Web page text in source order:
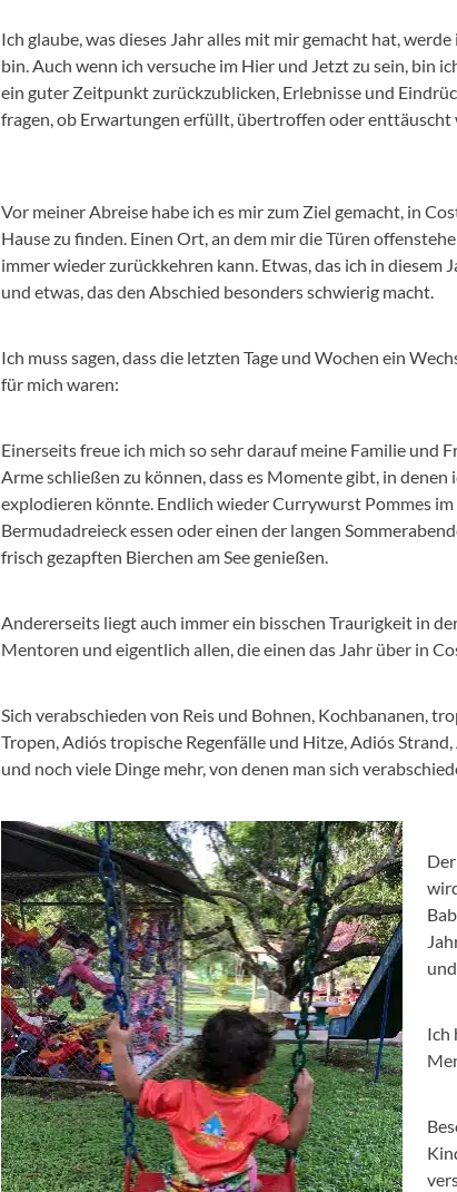
Ich glaube, was dieses Jahr alles mit mir gemacht hat,
bin. Auch wenn ich versuche im Hier und Jetzt zu sein, bin
ein guter Zeitpunkt zurückzublicken, Erlebnisse und
fragen, ob Erwartungen erfüllt, übertroffen oder enttäuscht
Vor meiner Abreise habe ich es mir zum Ziel gemacht, in
Hause zu finden. Einen Ort, an dem mir die Türen
immer wieder zurückkehren kann. Etwas, das ich in diesem
und etwas, das den Abschied besonders schwierig macht.
Ich muss sagen, dass die letzten Tage und Wochen ein
für mich waren:
Einerseits freue ich mich so sehr darauf meine Familie und
Arme schließen zu können, dass es Momente gibt, in denen
explodieren könnte. Endlich wieder Currywurst Pommes
Bermudadreieck essen oder einen der langen
frisch gezapften Bierchen am See genießen.
Andererseits liegt auch immer ein bisschen Traurigkeit in
Mentoren und eigentlich allen, die einen das Jahr über in
Sich verabschieden von Reis und Bohnen, Kochbananen,
Tropen, Adiós tropische Regenfälle und Hitze, Adiós
und noch viele Dinge mehr, von denen man sich
Ich